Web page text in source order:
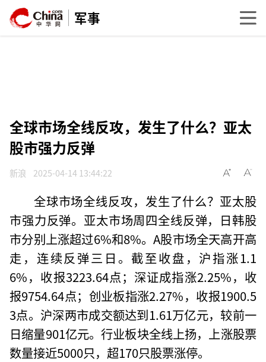
军事
全球市场全线反攻，发生了什么？亚太
股市强力反弹
新浪 2025-04-14 13:44:22
全球市场全线反攻，发生了什么？亚太股
市强力反弹。亚太市场周四全线反弹，日韩股
市分别上涨超过6%和8%。A股市场全天高开高
走，连续反弹三日。截至收盘，沪指涨1.1
6%，收报3223.64点；深证成指涨2.25%，收
报9754.64点；创业板指涨2.27%，收报1900.5
3点。沪深两市成交额达到1.61万亿元，较前一
日缩量901亿元。行业板块全线上扬，上涨股票
数量接近5000只，超170只股票涨停。